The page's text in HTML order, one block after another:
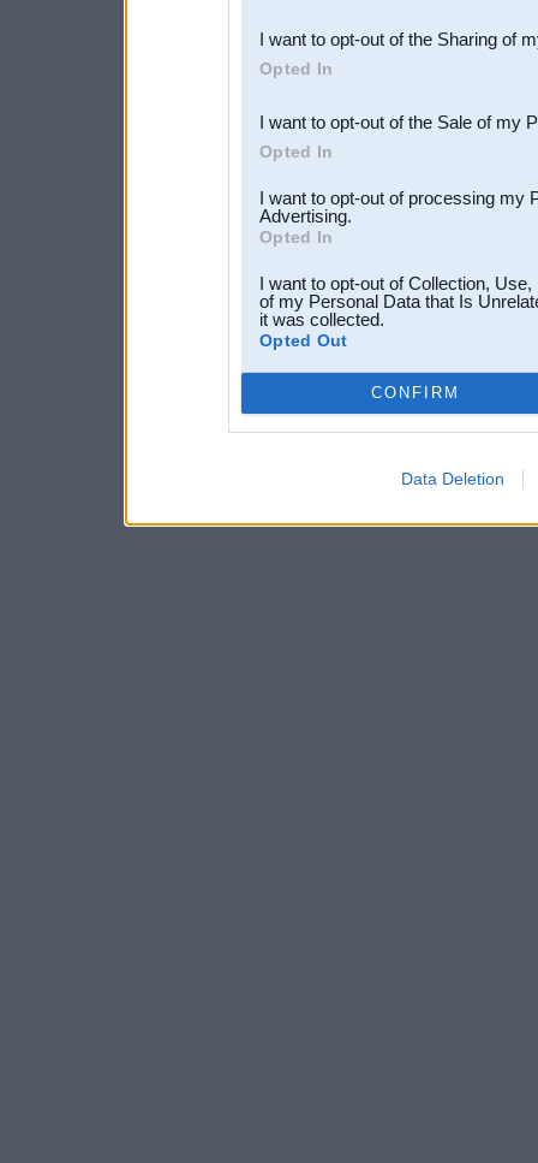
Downstream Participants
third parties.
I want to opt-out of the Sharing of
Opted In
I want to opt-out of the Sale of my
Opted In
I want to opt-out of processing my
Advertising.
Opted In
I want to opt-out of Collection,
of my Personal Data that Is
it was collected.
Opted Out
CONFIRM
Data Deletion